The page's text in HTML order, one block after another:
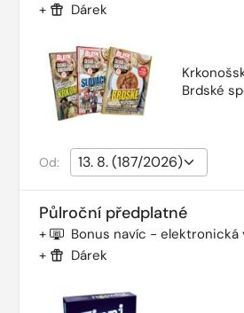
+ Dárek
Brdské
Od:
Půlroční předplatné
+ Bonus navíc - elektronická
+ Dárek